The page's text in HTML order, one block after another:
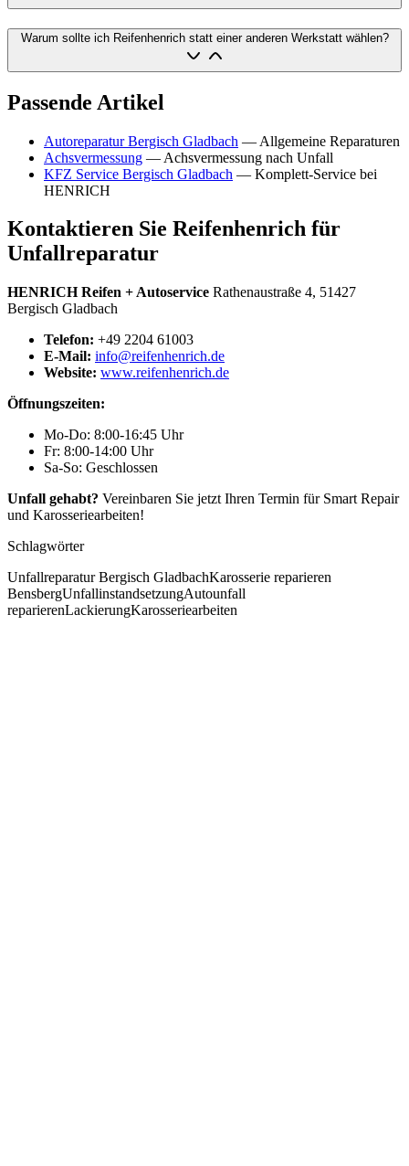
Warum sollte ich Reifenhenrich statt einer anderen Werkstatt wählen?
Passende Artikel
Autoreparatur Bergisch Gladbach — Allgemeine Reparaturen
Achsvermessung — Achsvermessung nach Unfall
KFZ Service Bergisch Gladbach — Komplett-Service bei
HENRICH
Kontaktieren Sie Reifenhenrich für
Unfallreparatur
HENRICH Reifen + Autoservice Rathenaustraße 4, 51427
Bergisch Gladbach
Telefon: +49 2204 61003
E-Mail: info@reifenhenrich.de
Website: www.reifenhenrich.de
Öffnungszeiten:
Mo-Do: 8:00-16:45 Uhr
Fr: 8:00-14:00 Uhr
Sa-So: Geschlossen
Unfall gehabt? Vereinbaren Sie jetzt Ihren Termin für Smart Repair
und Karosseriearbeiten!
Schlagwörter
Unfallreparatur Bergisch GladbachKarosserie reparieren
BensbergUnfallinstandsetzungAutounfall
reparierenLackierungKarosseriearbeiten